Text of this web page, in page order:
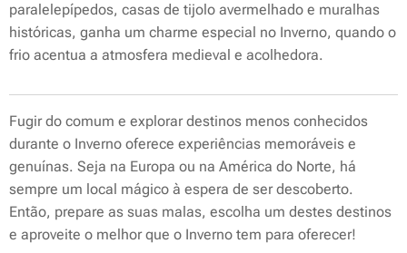
paralelepípedos, casas de tijolo avermelhado e muralhas
históricas, ganha um charme especial no Inverno, quando o
frio acentua a atmosfera medieval e acolhedora.
Fugir do comum e explorar destinos menos conhecidos
durante o Inverno oferece experiências memoráveis e
genuínas. Seja na Europa ou na América do Norte, há
sempre um local mágico à espera de ser descoberto.
Então, prepare as suas malas, escolha um destes destinos
e aproveite o melhor que o Inverno tem para oferecer!